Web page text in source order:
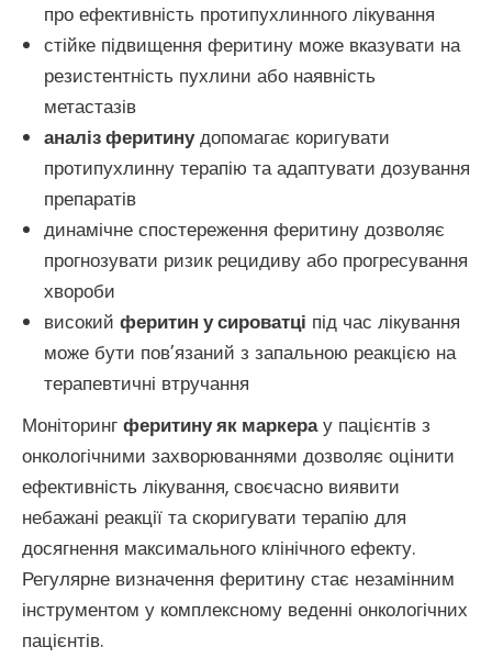
про ефективність протипухлинного лікування
стійке підвищення феритину може вказувати на
резистентність пухлини або наявність
метастазів
аналіз феритинудопомагає коригувати
протипухлинну терапію та адаптувати дозування
препаратів
динамічне спостереження феритину дозволяє
прогнозувати ризик рецидиву або прогресування
хвороби
високий феритин у сироватці під час лікування
може бути пов’язаний з запальною реакцією на
терапевтичні втручання
Моніторинг феритину як маркерау пацієнтів з
онкологічними захворюваннями дозволяє оцінити
ефективність лікування, своєчасно виявити
небажані реакції та скоригувати терапію для
досягнення максимального клінічного ефекту.
Регулярне визначення феритину стає незамінним
інструментом у комплексному веденні онкологічних
пацієнтів.